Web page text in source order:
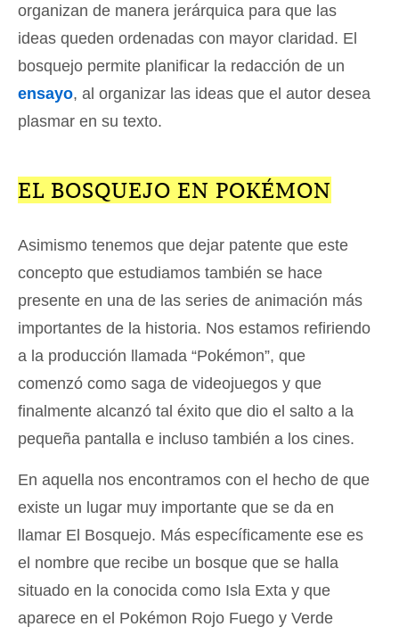
organizan de manera jerárquica para que las
ideas queden ordenadas con mayor claridad. El
bosquejo permite planificar la redacción de un
ensayo, al organizar las ideas que el autor desea
plasmar en su texto.
EL BOSQUEJO EN POKÉMON
Asimismo tenemos que dejar patente que este
concepto que estudiamos también se hace
presente en una de las series de animación más
importantes de la historia. Nos estamos refiriendo
a la producción llamada “Pokémon”, que
comenzó como saga de videojuegos y que
finalmente alcanzó tal éxito que dio el salto a la
pequeña pantalla e incluso también a los cines.
En aquella nos encontramos con el hecho de que
existe un lugar muy importante que se da en
llamar El Bosquejo. Más específicamente ese es
el nombre que recibe un bosque que se halla
situado en la conocida como Isla Exta y que
aparece en el Pokémon Rojo Fuego y Verde